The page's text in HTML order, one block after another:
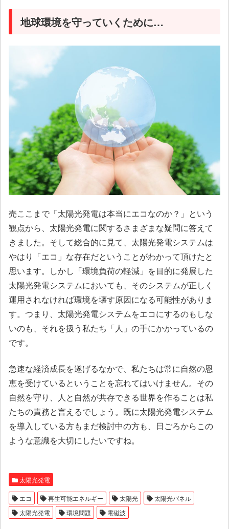
地球環境を守っていくために…
売ここまで「太陽光発電は本当にエコなのか？」という
観点から、太陽光発電に関するさまざまな疑問に答えて
きました。そして総合的に見て、太陽光発電システムは
やはり「エコ」な存在だということがわかって頂けたと
思います。しかし「環境負荷の軽減」を目的に発展した
太陽光発電システムにおいても、そのシステムが正しく
運用されなければ環境を壊す原因になる可能性がありま
す。つまり、太陽光発電システムをエコにするのもしな
いのも、それを扱う私たち「人」の手にかかっているの
です。
急速な経済成長を遂げるなかで、私たちは常に自然の恩
恵を受けているということを忘れてはいけません。その
自然を守り、人と自然が共存できる世界を作ることは私
たちの責務と言えるでしょう。既に太陽光発電システム
を導入している方もまだ検討中の方も、日ごろからこの
ような意識を大切にしたいですね。
太陽光発電
エコ 再生可能エネルギー 太陽光
太陽光パネル
太陽光発電
環境問題 電磁波